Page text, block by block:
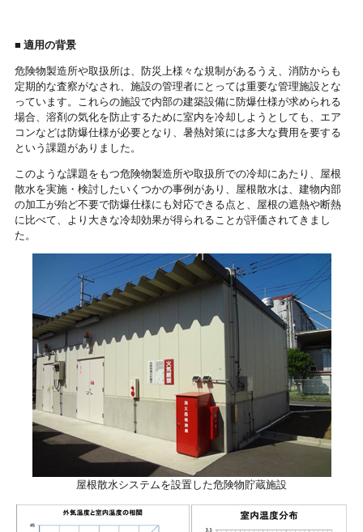
■ 適用の背景
危険物製造所や取扱所は、防災上様々な規制があるうえ、消防からも
定期的な査察がなされ、施設の管理者にとっては重要な管理施設とな
っています。これらの施設で内部の建築設備に防爆仕様が求められる
場合、溶剤の気化を防止するために室内を冷却しようとしても、エア
コンなどは防爆仕様が必要となり、暑熱対策には多大な費用を要する
という課題がありました。
このような課題をもつ危険物製造所や取扱所での冷却にあたり、屋根
散水を実施・検討したいくつかの事例があり、屋根散水は、建物内部
の加工が殆ど不要で防爆仕様にも対応できる点と、屋根の遮熱や断熱
に比べて、より大きな冷却効果が得られることが評価されてきまし
た。
屋根散水システムを設置した危険物貯蔵施設